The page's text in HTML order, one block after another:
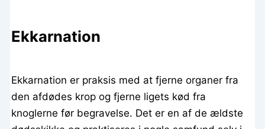
Ekkarnation
Ekkarnation er praksis med at fjerne organer fra
den afdødes krop og fjerne ligets kød fra
knoglerne før begravelse. Det er en af de ældste